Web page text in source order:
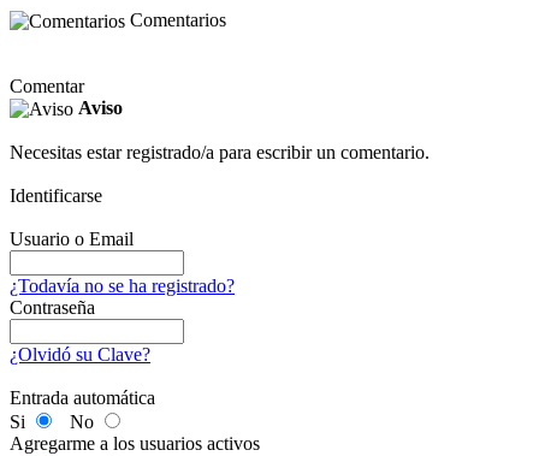
Comentarios
Comentar
Aviso
Necesitas estar registrado/a para escribir un comentario.
Identificarse
Usuario o Email
¿Todavía no se ha registrado?
Contraseña
¿Olvidó su Clave?
Entrada automática
Si
No
Agregarme a los usuarios activos